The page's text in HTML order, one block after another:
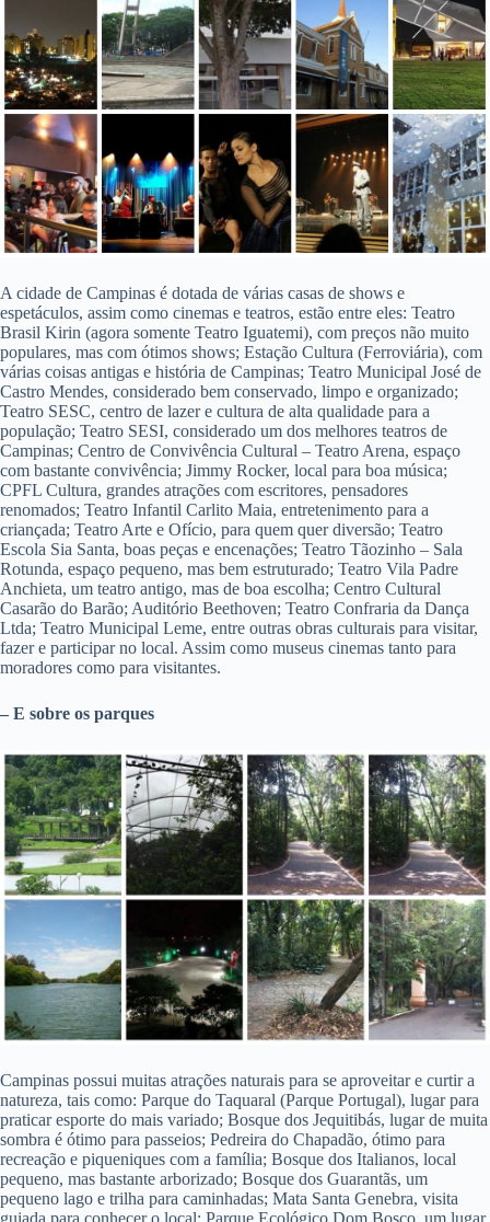
A cidade de Campinas é dotada de várias casas de shows e
espetáculos, assim como cinemas e teatros, estão entre eles: Teatro
Brasil Kirin (agora somente Teatro Iguatemi), com preços não muito
populares, mas com ótimos shows; Estação Cultura (Ferroviária), com
várias coisas antigas e história de Campinas; Teatro Municipal José de
Castro Mendes, considerado bem conservado, limpo e organizado;
Teatro SESC, centro de lazer e cultura de alta qualidade para a
população; Teatro SESI, considerado um dos melhores teatros de
Campinas; Centro de Convivência Cultural – Teatro Arena, espaço
com bastante convivência; Jimmy Rocker, local para boa música;
CPFL Cultura, grandes atrações com escritores, pensadores
renomados; Teatro Infantil Carlito Maia, entretenimento para a
criançada; Teatro Arte e Ofício, para quem quer diversão; Teatro
Escola Sia Santa, boas peças e encenações; Teatro Tãozinho – Sala
Rotunda, espaço pequeno, mas bem estruturado; Teatro Vila Padre
Anchieta, um teatro antigo, mas de boa escolha; Centro Cultural
Casarão do Barão; Auditório Beethoven; Teatro Confraria da Dança
Ltda; Teatro Municipal Leme, entre outras obras culturais para visitar,
fazer e participar no local. Assim como museus cinemas tanto para
moradores como para visitantes.
– E sobre os parques
Campinas possui muitas atrações naturais para se aproveitar e curtir a
natureza, tais como: Parque do Taquaral (Parque Portugal), lugar para
praticar esporte do mais variado; Bosque dos Jequitibás, lugar de muita
sombra é ótimo para passeios; Pedreira do Chapadão, ótimo para
recreação e piqueniques com a família; Bosque dos Italianos, local
pequeno, mas bastante arborizado; Bosque dos Guarantãs, um
pequeno lago e trilha para caminhadas; Mata Santa Genebra, visita
guiada para conhecer o local; Parque Ecológico Dom Bosco, um lugar